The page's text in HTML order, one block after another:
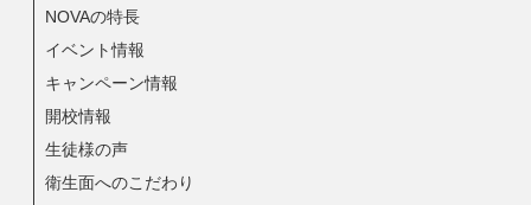
NOVAの特長
イベント情報
キャンペーン情報
開校情報
生徒様の声
衛生面へのこだわり